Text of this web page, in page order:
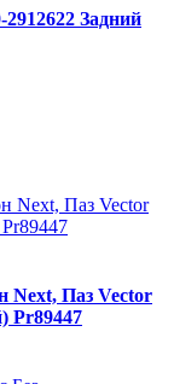
Задний
Next, Паз Vector
Pr89447